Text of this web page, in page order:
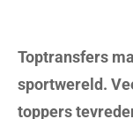
Toptransfers
sportwereld.
toppers